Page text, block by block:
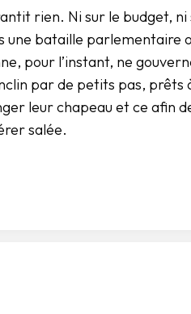
rien. Ni sur le budget, ni
une bataille parlementaire
pour l’instant, ne
par de petits pas, prêts
leur chapeau et ce afin
salée.